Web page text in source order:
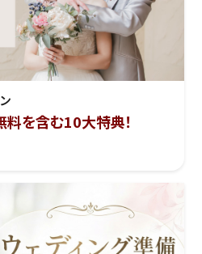
を含む10大特典！